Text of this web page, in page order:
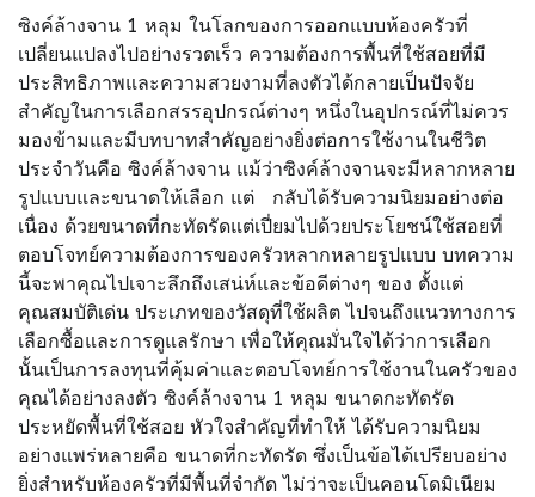
ซิงค์ล้างจาน 1 หลุม ในโลกของการออกแบบห้องครัวที่
เปลี่ยนแปลงไปอย่างรวดเร็ว ความต้องการพื้นที่ใช้สอยที่มี
ประสิทธิภาพและความสวยงามที่ลงตัวได้กลายเป็นปัจจัย
สำคัญในการเลือกสรรอุปกรณ์ต่างๆ หนึ่งในอุปกรณ์ที่ไม่ควร
มองข้ามและมีบทบาทสำคัญอย่างยิ่งต่อการใช้งานในชีวิต
ประจำวันคือ ซิงค์ล้างจาน แม้ว่าซิงค์ล้างจานจะมีหลากหลาย
รูปแบบและขนาดให้เลือก แต่ กลับได้รับความนิยมอย่างต่อ
เนื่อง ด้วยขนาดที่กะทัดรัดแต่เปี่ยมไปด้วยประโยชน์ใช้สอยที่
ตอบโจทย์ความต้องการของครัวหลากหลายรูปแบบ บทความ
นี้จะพาคุณไปเจาะลึกถึงเสน่ห์และข้อดีต่างๆ ของ ตั้งแต่
คุณสมบัติเด่น ประเภทของวัสดุที่ใช้ผลิต ไปจนถึงแนวทางการ
เลือกซื้อและการดูแลรักษา เพื่อให้คุณมั่นใจได้ว่าการเลือก
นั้นเป็นการลงทุนที่คุ้มค่าและตอบโจทย์การใช้งานในครัวของ
คุณได้อย่างลงตัว ซิงค์ล้างจาน 1 หลุม ขนาดกะทัดรัด
ประหยัดพื้นที่ใช้สอย หัวใจสำคัญที่ทำให้ ได้รับความนิยม
อย่างแพร่หลายคือ ขนาดที่กะทัดรัด ซึ่งเป็นข้อได้เปรียบอย่าง
ยิ่งสำหรับห้องครัวที่มีพื้นที่จำกัด ไม่ว่าจะเป็นคอนโดมิเนียม